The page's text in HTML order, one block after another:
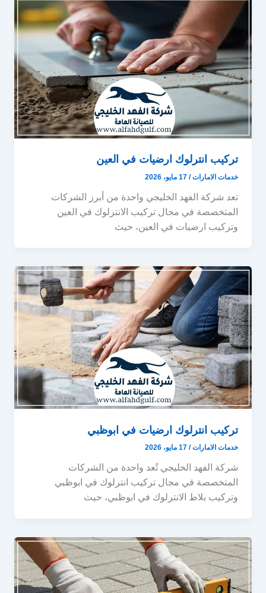
تركيب انترلوك ارضيات في العين
خدمات الامارات/17 مايو، 2026
تعد شركة الفهد الخليجي واحدة من أبرز الشركات
المتخصصة في مجال تركيب الانترلوك في العين
وتركيب ارضيات في العين، حيث
تركيب انترلوك ارضيات في ابوظبي
خدمات الامارات/17 مايو، 2026
شركة الفهد الخليجي تُعد واحدة من الشركات
المتخصصة في مجال تركيب انترلوك في ابوظبي
وتركيب بلاط الانترلوك في ابوظبي، حيث